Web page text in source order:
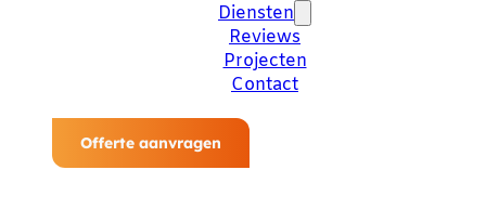
Diensten
Reviews
Projecten
Contact
Offerte aanvragen